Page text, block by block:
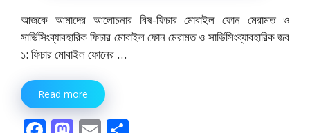
আজকে আমাদের আলোচনার বিষ-ফিচার মোবাইল ফোন মেরামত ও
সার্ভিসিংব্যাবহারিক ফিচার মোবাইল ফোন মেরামত ও সার্ভিসিংব্যাবহারিক জব
১: ফিচার মোবাইল ফোনের …
Read more